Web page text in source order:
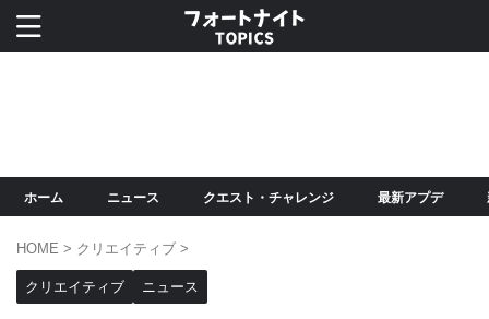
ホーム ニュース クエスト・チャレンジ 最新アプデ
HOME > クリエイティブ >
クリエイティブ ニュース